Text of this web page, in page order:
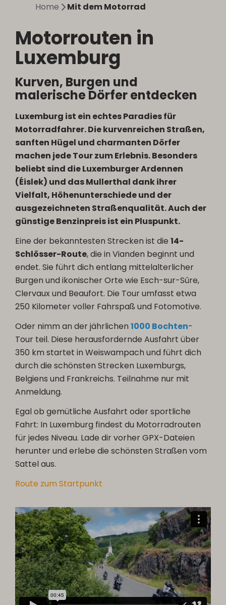
Home Mit dem Motorrad
Motorrouten in
Luxemburg
Kurven, Burgen und
malerische Dörfer entdecken
Luxemburg ist ein echtes Paradies für
Motorradfahrer. Die kurvenreichen Straßen,
sanften Hügel und charmanten Dörfer
machen jede Tour zum Erlebnis. Besonders
beliebt sind die Luxemburger Ardennen
(Éislek) und das Mullerthal dank ihrer
Vielfalt, Höhenunterschiede und der
ausgezeichneten Straßenqualität. Auch der
günstige Benzinpreis ist ein Pluspunkt.
Eine der bekanntesten Strecken ist die14-
Schlösser-Route, die in Vianden beginnt und
endet. Sie führt dich entlang mittelalterlicher
Burgen und ikonischer Orte wie Esch-sur-Sûre,
Clervaux und Beaufort. Die Tour umfasst etwa
250 Kilometer voller Fahrspaß und Fotomotive.
Oder nimm an der jährlichen1000 Bochten-
Tour teil. Diese herausfordernde Ausfahrt über
350 km startet in Weiswampach und führt dich
durch die schönsten Strecken Luxemburgs,
Belgiens und Frankreichs. Teilnahme nur mit
Anmeldung.
Egal ob gemütliche Ausfahrt oder sportliche
Fahrt: In Luxemburg findest du Motorradrouten
für jedes Niveau. Lade dir vorher GPX-Dateien
herunter und erlebe die schönsten Straßen vom
Sattel aus.
Route zum Startpunkt